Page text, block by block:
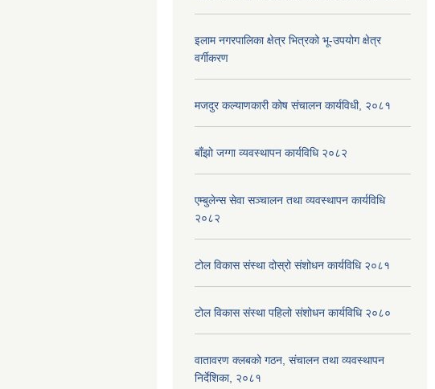
इलाम नगरपालिका क्षेत्र भित्रको भू-उपयोग क्षेत्र
वर्गीकरण
मजदुर कल्याणकारी कोष संचालन कार्यविधी, २०८१
बाँझो जग्गा व्यवस्थापन कार्यविधि २०८२
एम्बुलेन्स सेवा सञ्चालन तथा व्यवस्थापन कार्यविधि
२०८२
टोल विकास संस्था दोस्रो संशोधन कार्यविधि २०८१
टोल विकास संस्था पहिलो संशोधन कार्यविधि २०८०
वातावरण क्लबको गठन, संचालन तथा व्यवस्थापन
निर्देशिका, २०८१